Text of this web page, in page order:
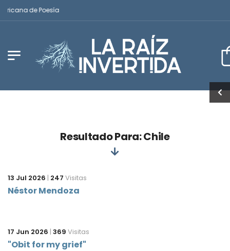
de Poesía
Resultado Para: Chile
13 Jul 2026 | 247 Visitas
Néstor Mendoza
17 Jun 2026 | 369 Visitas
"Obit for my grief"